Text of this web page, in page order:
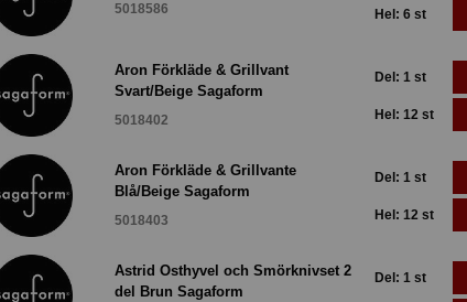
5018586 Hel: 6 st
Aron Förkläde & Grillvant
Svart/Beige Sagaform
5018402
Del: 1 st
Hel: 12 st
Aron Förkläde & Grillvante
Blå/Beige Sagaform
5018403
Del: 1 st
Hel: 12 st
Astrid Osthyvel och Smörknivset 2
del Brun Sagaform
Del: 1 st